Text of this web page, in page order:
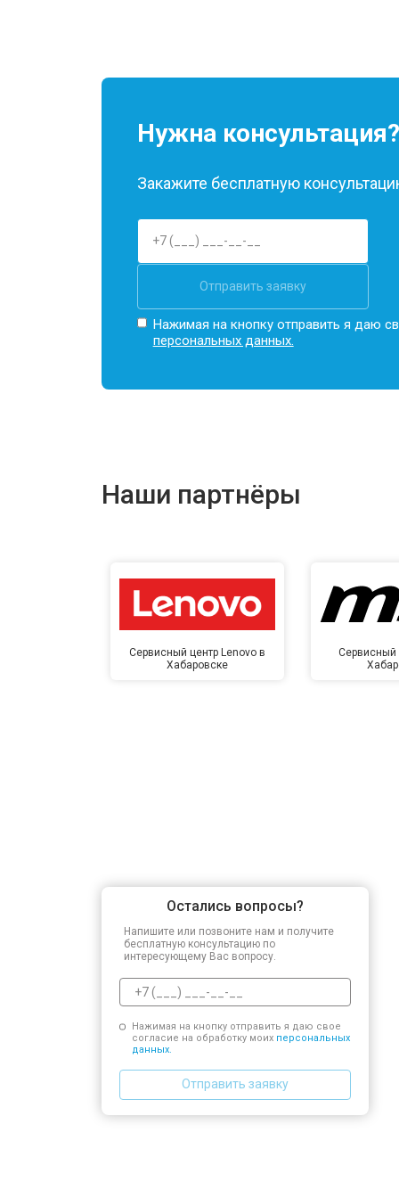
Нужна консультация?
Закажите бесплатную
Отправить заявку
Нажимая на кнопку отправить я даю
персональных данных.
Наши партнёры
Сервисный центр Lenovo в
Хабаровске
Сервисный
Остались вопросы?
Напишите или позвоните нам и получите
бесплатную консультацию по
интересующему Вас вопросу.
Нажимая на кнопку отправить я даю свое
согласие на обработку моих персональных
данных.
Отправить заявку